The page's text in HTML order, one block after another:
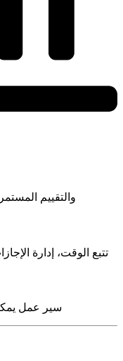
الأهداف والنتائج الرئيسية (OKRs)، والتقييم المستمر
تتبع الوقت، إدارة
سير عمل